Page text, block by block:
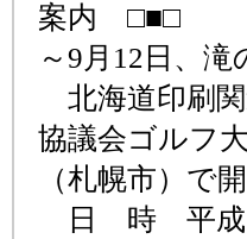
案内 □■□
～9月12日、
北海道印刷関
協議会ゴルフ
（札幌市）で
日 時 平成29